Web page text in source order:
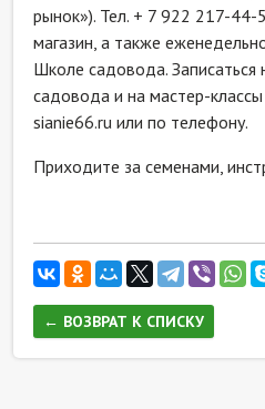
рынок»). Тел. + 7 922 217-44-
магазин, а также
Школе садовода. Записаться
садовода и на мастер-
sianie66.ru или по телефону.
Приходите за семенами,
← ВОЗВРАТ К СПИСКУ